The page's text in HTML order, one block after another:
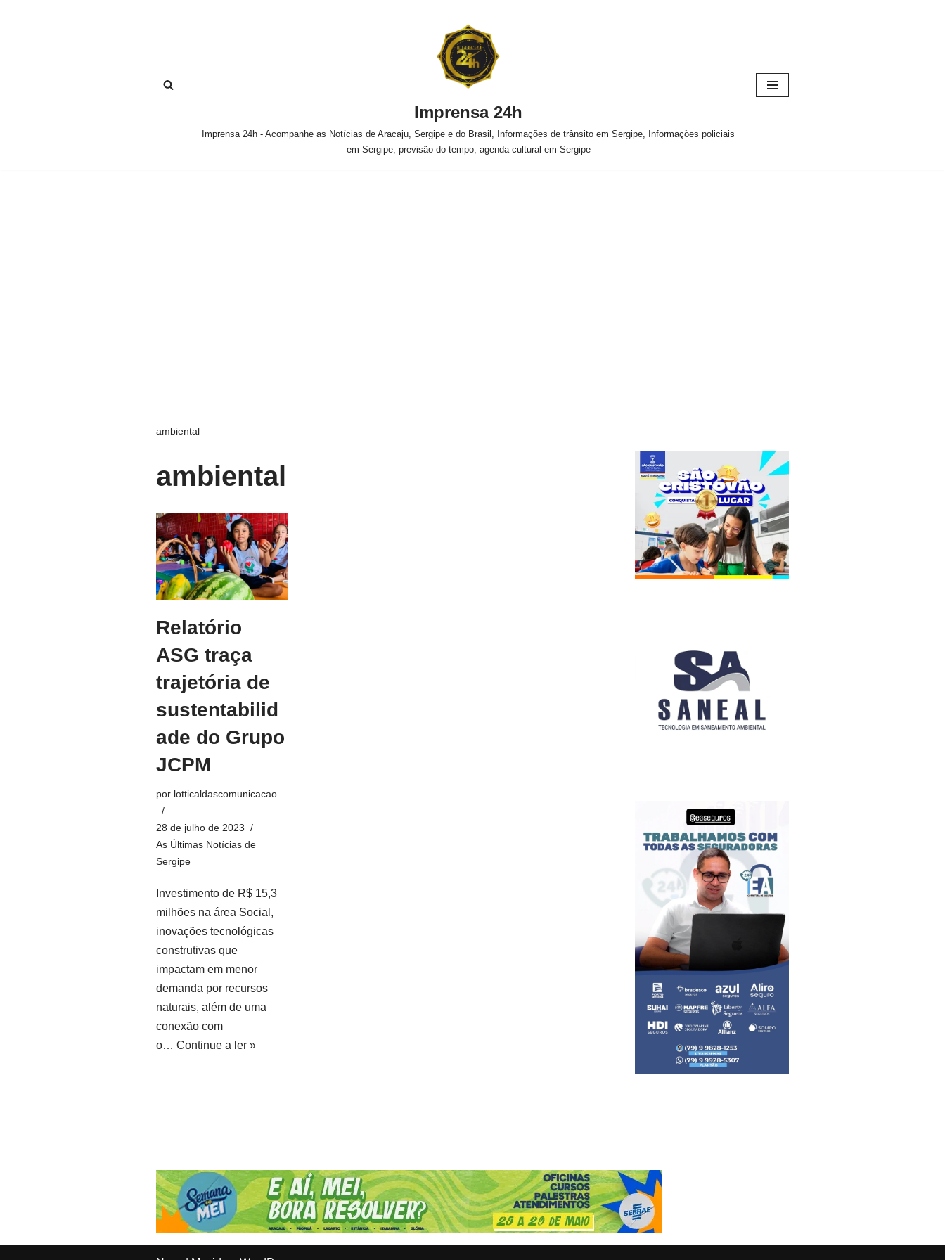
Imprensa 24h
Imprensa 24h - Acompanhe as Notícias de Aracaju, Sergipe e do Brasil, Informações de trânsito em Sergipe, Informações policiais
em Sergipe, previsão do tempo, agenda cultural em Sergipe
ambiental
ambiental
Relatório
ASG traça
trajetória de
sustentabilid
ade do Grupo
JCPM
por lotticaldascomunicacao
28 de julho de 2023
As Últimas Notícias de
Sergipe
Investimento de R$ 15,3
milhões na área Social,
inovações tecnológicas
construtivas que
impactam em menor
demanda por recursos
naturais, além de uma
conexão com
o… Continue a ler »